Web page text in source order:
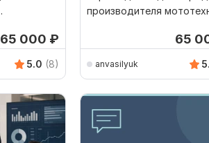
65 000 ₽
5.0 (8)
производителя
65
anvasilyuk